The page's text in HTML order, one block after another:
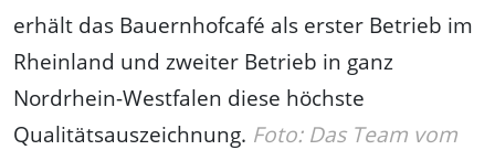
erhält das Bauernhofcafé als erster Betrieb im
Rheinland und zweiter Betrieb in ganz
Nordrhein-Westfalen diese höchste
Qualitätsauszeichnung. Foto: Das Team vom